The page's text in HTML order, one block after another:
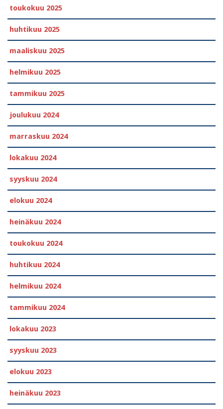
toukokuu 2025
huhtikuu 2025
maaliskuu 2025
helmikuu 2025
tammikuu 2025
joulukuu 2024
marraskuu 2024
lokakuu 2024
syyskuu 2024
elokuu 2024
heinäkuu 2024
toukokuu 2024
huhtikuu 2024
helmikuu 2024
tammikuu 2024
lokakuu 2023
syyskuu 2023
elokuu 2023
heinäkuu 2023